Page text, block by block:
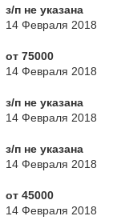
з/п не указана
14 Февраля 2018
от 75000
14 Февраля 2018
з/п не указана
14 Февраля 2018
з/п не указана
14 Февраля 2018
от 45000
14 Февраля 2018